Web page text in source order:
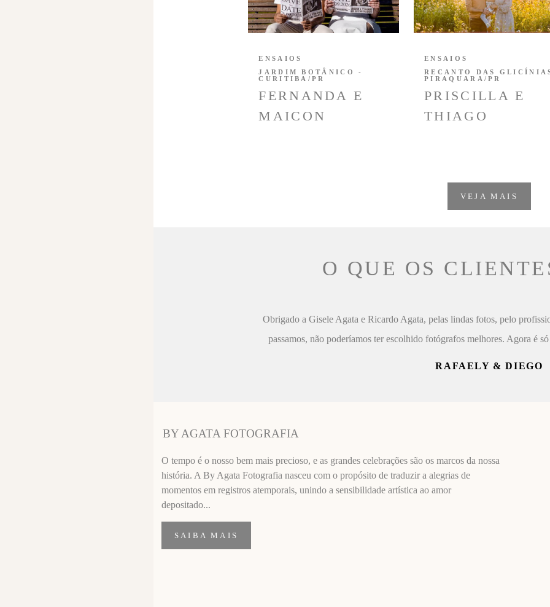
FERNANDA E
MAICON
ENSAIOS
JARDIM BOTÂNICO -
CURITIBA/PR
PRISCILLA E
THIAGO
ENSAIOS
RECANTO DAS
PIRAQUARA/PR
VEJA MAIS
O QUE OS
Obrigado a Gisele Agata e Ricardo Agata, pelas lindas fotos, pelo
passamos, não poderíamos ter escolhido fotógrafos melhores. Agora é
RAFAELY & DIEGO
BY AGATA FOTOGRAFIA
O tempo é o nosso bem mais precioso, e as grandes celebrações são os marcos da nossa
história. A By Agata Fotografia nasceu com o propósito de traduzir a alegrias de
momentos em registros atemporais, unindo a sensibilidade artística ao amor
depositado...
SAIBA MAIS